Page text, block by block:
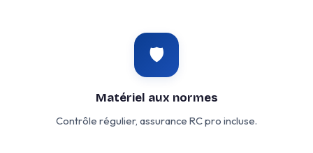
🛡️
Matériel aux normes
Contrôle régulier, assurance RC pro incluse.